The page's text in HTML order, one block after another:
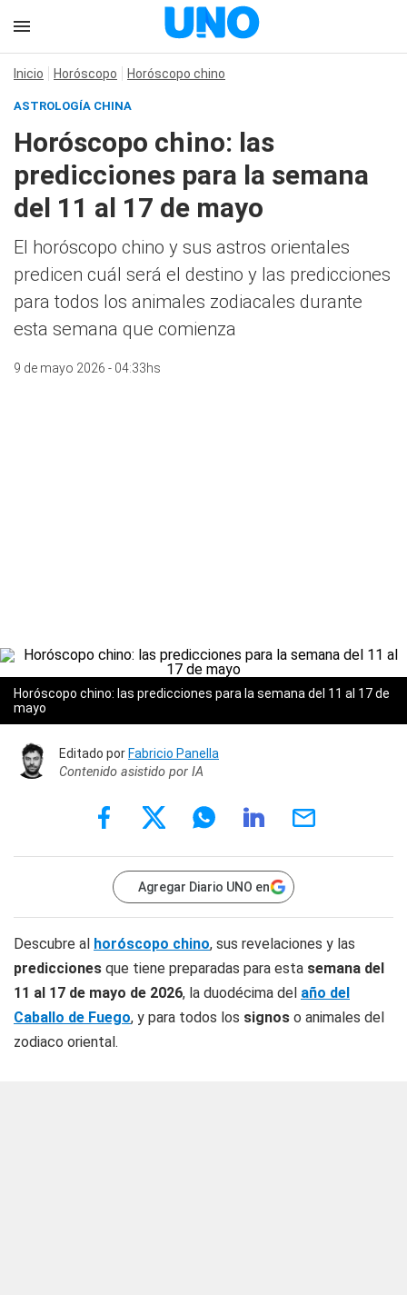
Inicio Horóscopo Horóscopo chino
ASTROLOGÍA CHINA
Horóscopo chino: las
predicciones para la semana
del 11 al 17 de mayo
El horóscopo chino y sus astros orientales
predicen cuál será el destino y las predicciones
para todos los animales zodiacales durante
esta semana que comienza
9 de mayo 2026 - 04:33hs
Horóscopo chino: las predicciones para la semana del 11 al 17 de
mayo
Editado porFabricio Panella
Contenido asistido por IA
Agregar Diario UNO en
Descubre al horóscopo chino, sus revelaciones y las
predicciones que tiene preparadas para esta semana del
11 al 17 de mayo de 2026, la duodécima del año del
Caballo de Fuego, y para todos los signos o animales del
zodiaco oriental.